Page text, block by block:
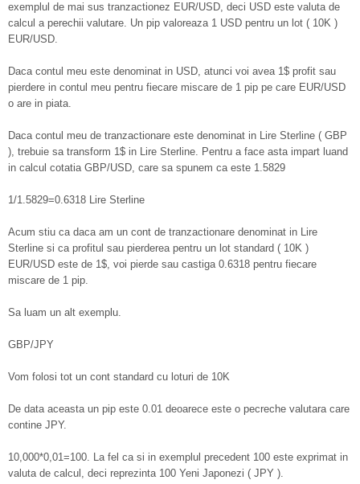
exemplul de mai sus tranzactionez EUR/USD, deci USD este valuta de
calcul a perechii valutare. Un pip valoreaza 1 USD pentru un lot ( 10K )
EUR/USD.
Daca contul meu este denominat in USD, atunci voi avea 1$ profit sau
pierdere in contul meu pentru fiecare miscare de 1 pip pe care EUR/USD
o are in piata.
Daca contul meu de tranzactionare este denominat in Lire Sterline ( GBP
), trebuie sa transform 1$ in Lire Sterline. Pentru a face asta impart luand
in calcul cotatia GBP/USD, care sa spunem ca este 1.5829
1/1.5829=0.6318 Lire Sterline
Acum stiu ca daca am un cont de tranzactionare denominat in Lire
Sterline si ca profitul sau pierderea pentru un lot standard ( 10K )
EUR/USD este de 1$, voi pierde sau castiga 0.6318 pentru fiecare
miscare de 1 pip.
Sa luam un alt exemplu.
GBP/JPY
Vom folosi tot un cont standard cu loturi de 10K
De data aceasta un pip este 0.01 deoarece este o pecreche valutara care
contine JPY.
10,000*0,01=100. La fel ca si in exemplul precedent 100 este exprimat in
valuta de calcul, deci reprezinta 100 Yeni Japonezi ( JPY ).